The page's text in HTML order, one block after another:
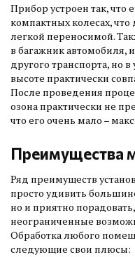
Прибор устроен так, что
компактных колесах,
легкой переносимой.
в багажник автомобиля,
другого транспорта, но
высоте практически
После проведения
озона практически не
что его очень мало –
Преимущества
Ряд преимуществ
просто удивить
но и приятно
неограниченные
Обработка любого
следующие свои плюсы: